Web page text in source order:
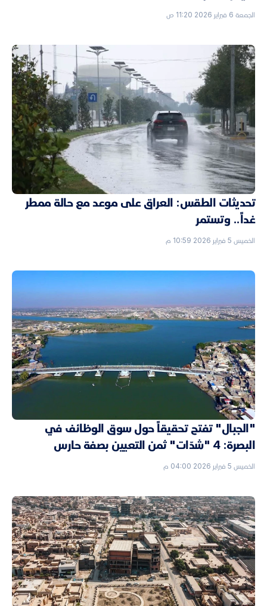
الجمعة 6 فبراير 2026 11:20 ص
تحديثات الطقس: العراق على موعد مع حالة ممطر
غداً.. وتستمر
الخميس 5 فبراير 2026 10:59 م
"الجبال" تفتح تحقيقاً حول سوق الوظائف في
البصرة: 4 "شدّات" ثمن التعيين بصفة حارس
الخميس 5 فبراير 2026 04:00 م